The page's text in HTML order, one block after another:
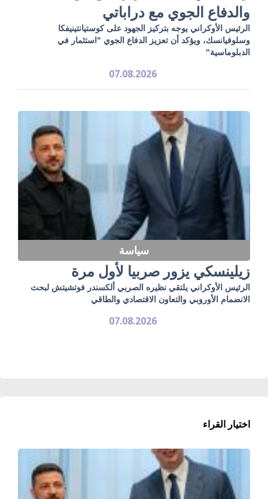
والدفاع الجوي مع دراباتي
الرئيس الأوكراني يوجه بتركيز الجهود على كوستيانتينيفكا
وسلوفيانسك، ويؤكد أن تعزيز الدفاع الجوي "استثمار في
الدبلوماسية"
07.08.2026
سياسة
زيلينسكي يزور صربيا لأول مرة
الرئيس الأوكراني يلتقي نظيره الصربي ألكسندر فوتشيتش لبحث
الانضمام الأوروبي والتعاون الاقتصادي والطاقي
07.08.2026
اختيار القراء